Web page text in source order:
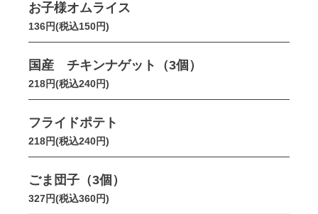
お子様オムライス
136円(税込150円)
国産 チキンナゲット（3個）
218円(税込240円)
フライドポテト
218円(税込240円)
ごま団子（3個）
327円(税込360円)